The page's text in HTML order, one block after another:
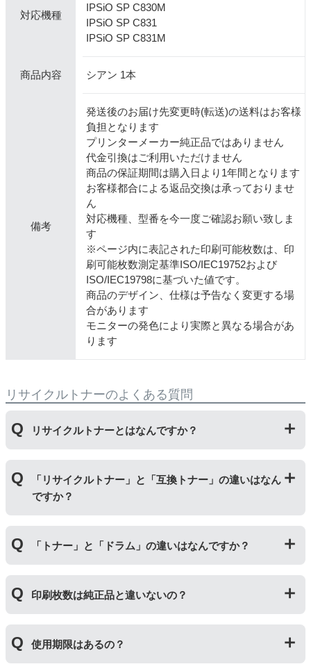
対応機種
IPSiO SP C830M
IPSiO SP C831
IPSiO SP C831M
商品内容 シアン 1本
備考
発送後のお届け先変更時(転送)の送料はお客様
負担となります
プリンターメーカー純正品ではありません
代金引換はご利用いただけません
商品の保証期間は購入日より1年間となります
お客様都合による返品交換は承っておりませ
ん
対応機種、型番を今一度ご確認お願い致しま
す
※ページ内に表記された印刷可能枚数は、印
刷可能枚数測定基準ISO/IEC19752および
ISO/IEC19798に基づいた値です。
商品のデザイン、仕様は予告なく変更する場
合があります
モニターの発色により実際と異なる場合があ
ります
リサイクルトナーのよくある質問
リサイクルトナーとはなんですか？
にて洗浄やトナー(粉)充填をしたうえで、再度販売して
いる商品です。
純正品に比べて、印刷代を節約することができます。
「リサイクルトナー」と「互換トナー」の違いはなん
ですか？
ッジを国内で1本づつ丁寧に製造しているため、比較的
不具合の起きにくい商品です。
「互換トナー」は純正品を模して製造された大量生産さ
れた商品のため、お求めやすい価格になっております。
「トナー」と「ドラム」の違いはなんですか？
ートリッジのことです。「ドラム(感光体ユニット)」は
トナーを用紙に写すためのもので、トナーカートリッジ
の器にあたる部分になります。
トナーとドラムはそれぞれ印字できる枚数が異なってい
印刷枚数は純正品と違いないの？
一部型番は、純正品より多く印刷が可能なエコッテオリ
ジナルの【特別増量版】もございます。
使用期限はあるの？